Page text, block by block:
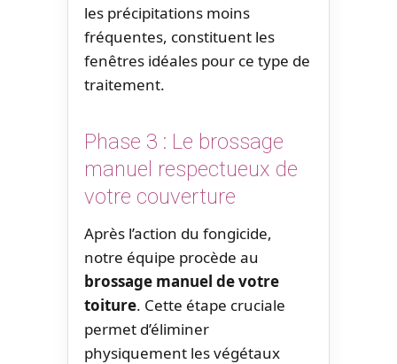
les précipitations moins
fréquentes, constituent les
fenêtres idéales pour ce type de
traitement.
Phase 3 : Le brossage
manuel respectueux de
votre couverture
Après l’action du fongicide,
notre équipe procède au
brossage manuel de votre
toiture. Cette étape cruciale
permet d’éliminer
physiquement les végétaux